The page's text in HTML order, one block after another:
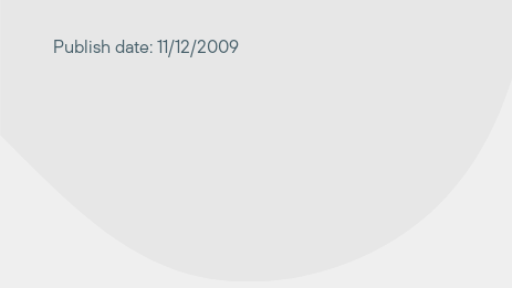
Publish date: 11/12/2009